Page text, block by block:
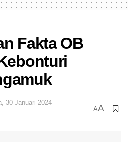
Fakta OB
30 Januari 2024
AA